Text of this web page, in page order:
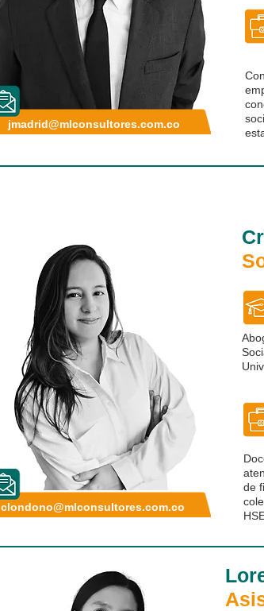
jmadrid@mlconsultores.com.co
clondono@mlconsultores.com.co
de